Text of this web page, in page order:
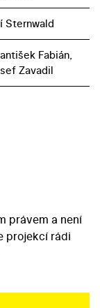
Sternwald
Fabián,
Zavadil
právem a není
projekcí rádi